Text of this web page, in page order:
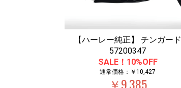
【ハーレー純正】 チンガード
57200347
SALE！10%OFF
通常価格：￥10,427
￥9,385